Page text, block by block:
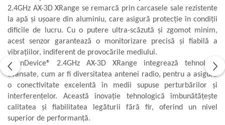
2.4GHz AX-3D XRange se remarcă prin carcasele sale rezistente
la apă și ușoare din aluminiu, care asigură protecție în condiții
dificile de lucru. Cu o putere ultra-scăzută și zgomot minim,
acest senzor garantează o monitorizare precisă și fiabilă a
vibrațiilor, indiferent de provocările mediului.
BeanDevice® 2.4GHz AX-3D XRange integrează tehnologii
avansate, cum ar fi diversitatea antenei radio, pentru a asigura
o conectivitate excelentă în medii supuse perturbărilor și
interferențelor. Această inovație tehnologică îmbunătățește
calitatea și fiabilitatea legăturii fără fir, oferind un nivel
superior de performanță.